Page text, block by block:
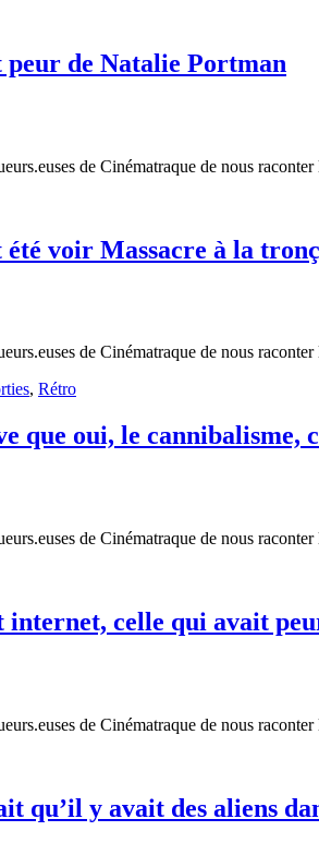
de Natalie Portman
de Cinématraque de nous
voir Massacre à la
de Cinématraque de nous
, Rétro
que oui, le cannibalisme,
de Cinématraque de nous
celle qui avait
de Cinématraque de nous
qu’il y avait des aliens